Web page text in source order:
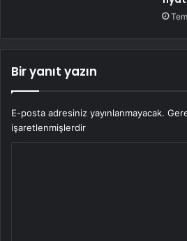
Bir yanıt yazın
E-posta adresiniz yayınlanmayacak.
işaretlenmişlerdir